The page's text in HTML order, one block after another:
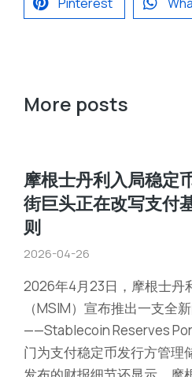
More posts
摩根士丹利入局稳定
街巨头正在改写支付
则
2026-04-26
2026年4月23日，摩根士丹
（MSIM）宣布推出一支全
——Stablecoin Reserves
门为支付稳定币发行方管理